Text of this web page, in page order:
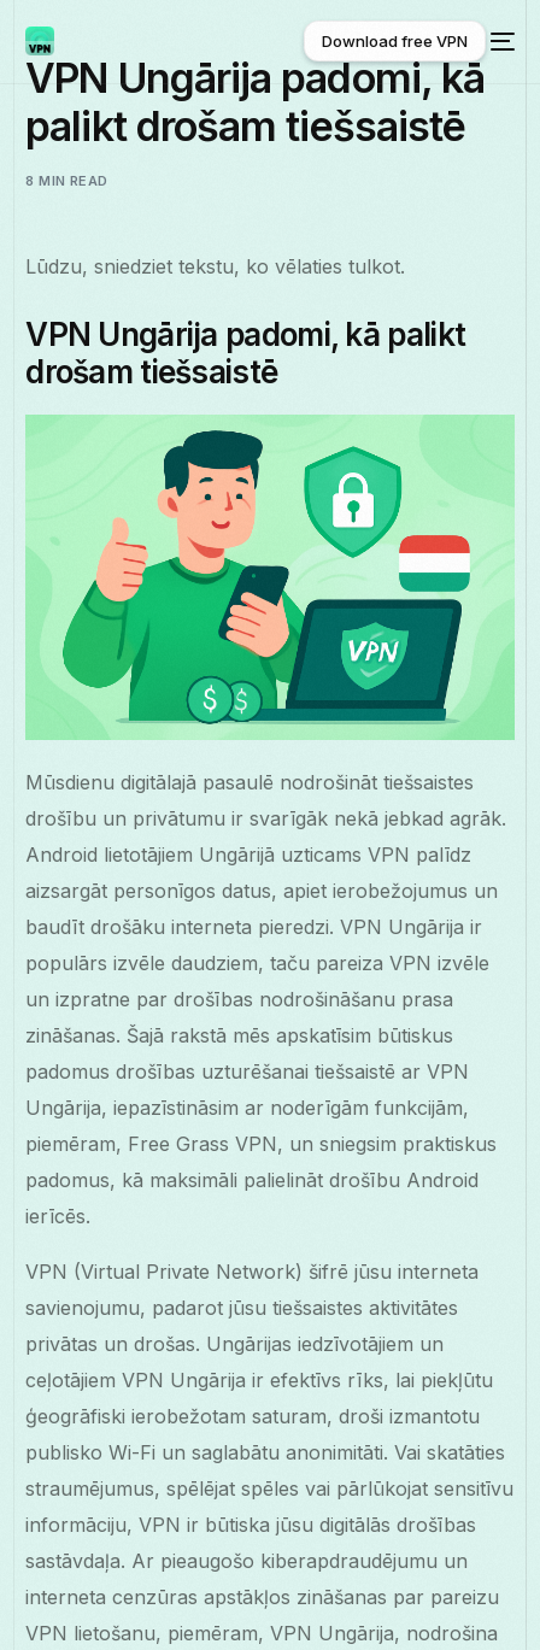
Latviešu
Download free VPN
Download free VPN
VPN Ungārija padomi, kā
palikt drošam tiešsaistē
8 MIN READ
Lūdzu, sniedziet tekstu, ko vēlaties tulkot.
VPN Ungārija padomi, kā palikt
drošam tiešsaistē
Mūsdienu digitālajā pasaulē nodrošināt tiešsaistes
drošību un privātumu ir svarīgāk nekā jebkad agrāk.
Android lietotājiem Ungārijā uzticams VPN palīdz
aizsargāt personīgos datus, apiet ierobežojumus un
baudīt drošāku interneta pieredzi. VPN Ungārija ir
populārs izvēle daudziem, taču pareiza VPN izvēle
un izpratne par drošības nodrošināšanu prasa
zināšanas. Šajā rakstā mēs apskatīsim būtiskus
padomus drošības uzturēšanai tiešsaistē ar VPN
Ungārija, iepazīstināsim ar noderīgām funkcijām,
piemēram, Free Grass VPN, un sniegsim praktiskus
padomus, kā maksimāli palielināt drošību Android
ierīcēs.
VPN (Virtual Private Network) šifrē jūsu interneta
savienojumu, padarot jūsu tiešsaistes aktivitātes
privātas un drošas. Ungārijas iedzīvotājiem un
ceļotājiem VPN Ungārija ir efektīvs rīks, lai piekļūtu
ģeogrāfiski ierobežotam saturam, droši izmantotu
publisko Wi-Fi un saglabātu anonimitāti. Vai skatāties
straumējumus, spēlējat spēles vai pārlūkojat sensitīvu
informāciju, VPN ir būtiska jūsu digitālās drošības
sastāvdaļa. Ar pieaugošo kiberapdraudējumu un
interneta cenzūras apstākļos zināšanas par pareizu
VPN lietošanu, piemēram, VPN Ungārija, nodrošina